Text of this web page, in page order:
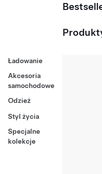
Ładowanie
Akcesoria
samochodowe
Odzież
Styl życia
Specjalne
kolekcje